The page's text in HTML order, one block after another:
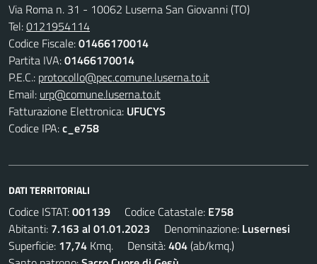
Via Roma n. 31 - 10062 Luserna San Giovanni (TO)
Tel:0121954114
Codice Fiscale:01466170014
Partita IVA:01466170014
P.E.C.: protocollo@pec.comune.luserna.to.it
Email: urp@comune.luserna.to.it
Fatturazione Elettronica: UFUCYS
Codice IPA:c_e758
DATI TERRITORIALI
Codice ISTAT:001139 Codice Catastale: E758
Abitanti: 7.163 al 01.01.2023 Denominazione: Lusernesi
Superficie: 17,74 Kmq. Densità:404(ab/kmq.)